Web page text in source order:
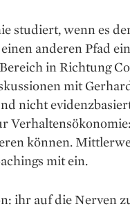
studiert, wenn es
anderen Pfad
in Richtung
mit
nicht
können.
mit ein.
ihr auf die Nerven